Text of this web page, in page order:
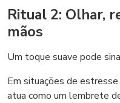
Ritual 2: Olhar,
mãos
Um toque suave pode
Em situações de
atua como um lembrete